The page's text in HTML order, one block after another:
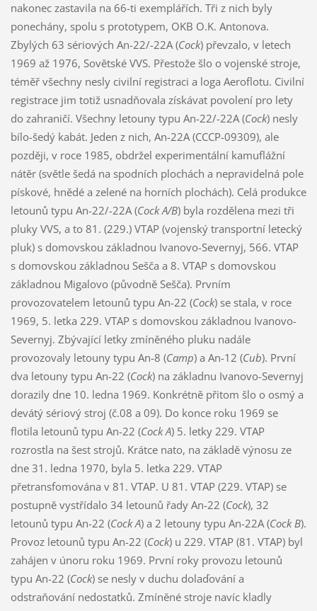
nakonec zastavila na 66-ti exemplářích. Tři z nich byly
ponechány, spolu s prototypem, OKB O.K. Antonova.
Zbylých 63 sériových An-22/-22A (Cock) převzalo, v letech
1969 až 1976, Sovětské VVS. Přestože šlo o vojenské stroje,
téměř všechny nesly civilní registraci a loga Aeroflotu. Civilní
registrace jim totiž usnadňovala získávat povolení pro lety
do zahraničí. Všechny letouny typu An-22/-22A (Cock) nesly
bílo-šedý kabát. Jeden z nich, An-22A (CCCP-09309), ale
později, v roce 1985, obdržel experimentální kamuflážní
nátěr (světle šedá na spodních plochách a nepravidelná pole
pískové, hnědé a zelené na horních plochách). Celá produkce
letounů typu An-22/-22A (Cock A/B) byla rozdělena mezi tři
pluky VVS, a to 81. (229.) VTAP (vojenský transportní letecký
pluk) s domovskou základnou Ivanovo-Severnyj, 566. VTAP
s domovskou základnou Sešča a 8. VTAP s domovskou
základnou Migalovo (původně Sešča). Prvním
provozovatelem letounů typu An-22 (Cock) se stala, v roce
1969, 5. letka 229. VTAP s domovskou základnou Ivanovo-
Severnyj. Zbývající letky zmíněného pluku nadále
provozovaly letouny typu An-8 (Camp) a An-12 (Cub). První
dva letouny typu An-22 (Cock) na základnu Ivanovo-Severnyj
dorazily dne 10. ledna 1969. Konkrétně přitom šlo o osmý a
devátý sériový stroj (č.08 a 09). Do konce roku 1969 se
flotila letounů typu An-22 (Cock A) 5. letky 229. VTAP
rozrostla na šest strojů. Krátce nato, na základě výnosu ze
dne 31. ledna 1970, byla 5. letka 229. VTAP
přetransfomována v 81. VTAP. U 81. VTAP (229. VTAP) se
postupně vystřídalo 34 letounů řady An-22 (Cock), 32
letounů typu An-22 (Cock A) a 2 letouny typu An-22A (Cock B).
Provoz letounů typu An-22 (Cock) u 229. VTAP (81. VTAP) byl
zahájen v únoru roku 1969. První roky provozu letounů
typu An-22 (Cock) se nesly v duchu dolaďování a
odstraňování nedostatků. Zmíněné stroje navíc kladly